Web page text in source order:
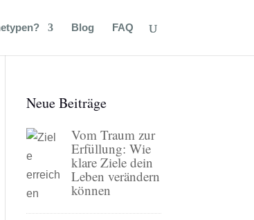
Blog FAQ
Neue Beiträge
Vom Traum zur
Erfüllung: Wie
klare Ziele dein
Leben verändern
können